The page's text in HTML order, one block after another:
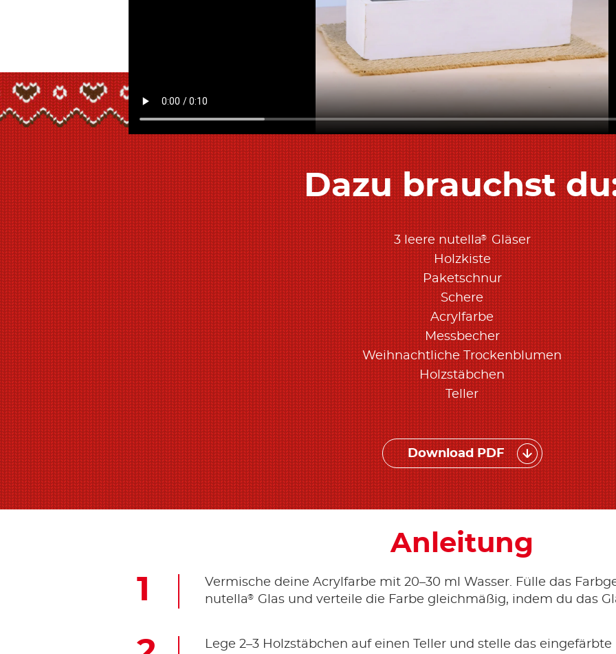
Dazu brauchst
3 leere nutella® Gläser
Holzkiste
Paketschnur
Schere
Acrylfarbe
Messbecher
Weihnachtliche Trockenblumen
Holzstäbchen
Teller
Download PDF
Anleitung
Vermische deine Acrylfarbe mit 20–30 ml Wasser. Fülle das
nutella® Glas und verteile die Farbe gleichmäßig, indem du das
Lege 2–3 Holzstäbchen auf einen Teller und stelle das